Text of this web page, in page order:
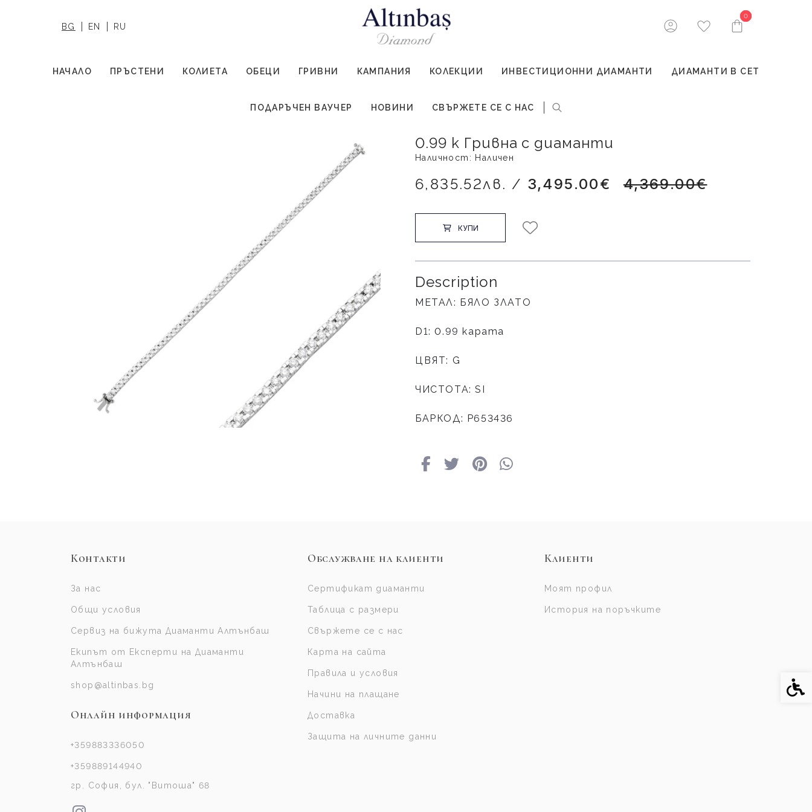
BG EN RU
0
0
НАЧАЛО ПРЪСТЕНИ КОЛИЕТА ОБЕЦИ ГРИВНИ КАМПАНИЯ КОЛЕКЦИИ ИНВЕСТИЦИОННИ ДИАМАНТИ ДИАМАНТИ В СЕТ
ПОДАРЪЧЕН ВАУЧЕР НОВИНИ СВЪРЖЕТЕ СЕ С НАС
0.99 k Гривна с диаманти
Наличност: Наличен
6,835.52лв. / 3,495.00€ 4,369.00€
КУПИ
Description
МЕТАЛ: БЯЛО ЗЛАТО
D1: 0.99 карата
ЦВЯТ: G
ЧИСТОТА: SI
БАРКОД: Р653436
Контакти
За нас
Общи условия
Сервиз на бижута Диаманти Алтънбаш
Екипът от Експерти на Диаманти
Алтънбаш
shop@altinbas.bg
Онлайн информация
+359883336050
+359889144940
гр. София, бул. "Витоша" 68
Обслужване на клиенти
Сертификат диаманти
Таблица с размери
Свържете се с нас
Карта на сайта
Правила и условия
Начини на плащане
Доставка
Защита на личните данни
Клиенти
Моят профил
История на поръчките